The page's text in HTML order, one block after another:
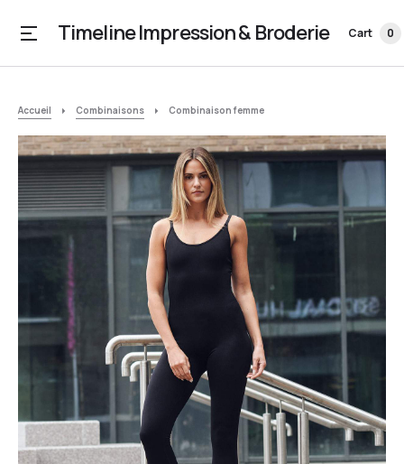
Timeline Impression & Broderie Cart 0
Accueil Combinaisons Combinaison femme